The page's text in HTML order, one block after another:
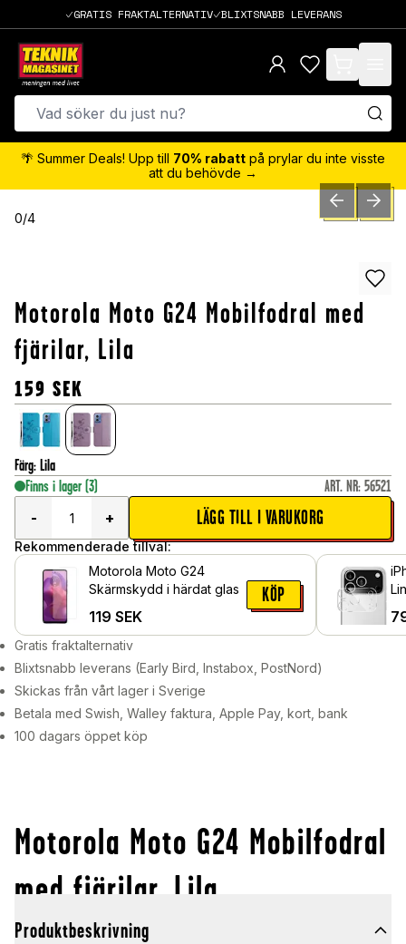
GRATIS FRAKTALTERNATIV BLIXTSNABB LEVERANS
items in cart,
🌴 Summer Deals! Upp till 70% rabatt på prylar du inte visste
att du behövde →
0/4 PREVIOUSNEXT
Motorola Moto G24 Mobilfodral med
fjärilar, Lila
159 SEK
Färg: Lila
Finns i lager (3) ART. NR: 56521
-
+ LÄGG TILL I VARUKORG
Rekommenderade tillval:
Motorola Moto G24
Skärmskydd i härdat glas
119 SEK
KÖP
Gratis fraktalternativ
Blixtsnabb leverans (Early Bird, Instabox, PostNord)
Skickas från vårt lager i Sverige
Betala med Swish, Walley faktura, Apple Pay, kort, bank
100 dagars öppet köp
Motorola Moto G24 Mobilfodral
med fjärilar, Lila
Produktbeskrivning